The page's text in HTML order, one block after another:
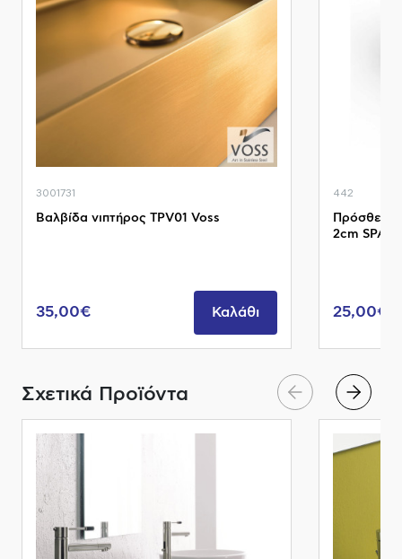
3001731
Βαλβίδα νιπτήρος TPV01 Voss
35,00€ Καλάθι
442
Πρόσθετο
2cm
25,00€
Σχετικά Προϊόντα